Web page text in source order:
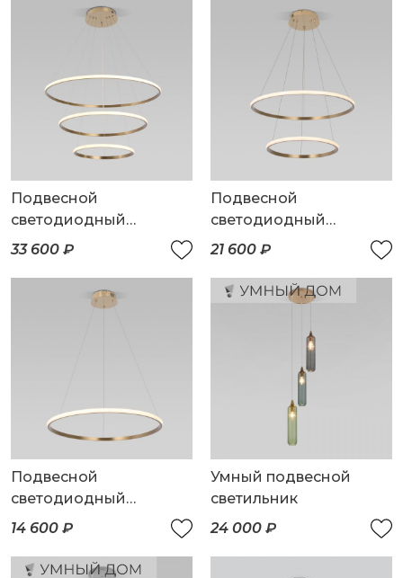
Подвесной
светодиодный
светильник с пультом
33 600 ₽
Подвесной
светодиодный
светильник с пультом
21 600 ₽
Подвесной
светодиодный
светильник с пультом
14 600 ₽
Умный подвесной
светильник
24 000 ₽